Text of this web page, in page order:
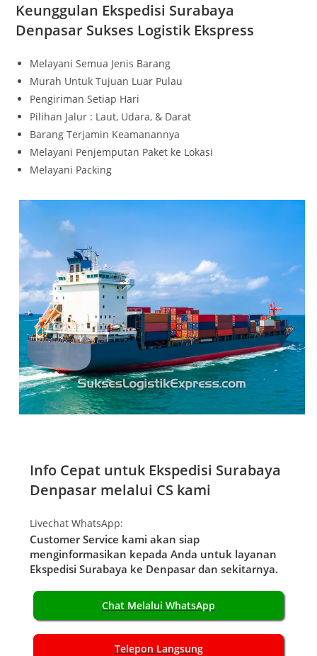
Keunggulan Ekspedisi Surabaya
Denpasar Sukses Logistik Ekspress
Melayani Semua Jenis Barang
Murah Untuk Tujuan Luar Pulau
Pengiriman Setiap Hari
Pilihan Jalur : Laut, Udara, & Darat
Barang Terjamin Keamanannya
Melayani Penjemputan Paket ke Lokasi
Melayani Packing
Info Cepat untuk Ekspedisi Surabaya
Denpasar melalui CS kami
Livechat WhatsApp:
Customer Service kami akan siap
menginformasikan kepada Anda untuk layanan
Ekspedisi Surabaya ke Denpasar dan sekitarnya.
Chat Melalui WhatsApp
Telepon Langsung